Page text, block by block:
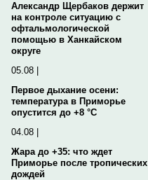
Александр Щербаков держит
на контроле ситуацию с
офтальмологической
помощью в Ханкайском
округе
05.08 |
Первое дыхание осени:
температура в Приморье
опустится до +8 °C
04.08 |
Жара до +35: что ждет
Приморье после тропических
дождей